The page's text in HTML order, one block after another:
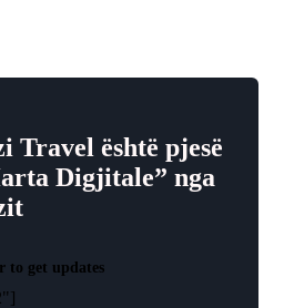
Travel është pjesë
Digjitale” nga
to get updates